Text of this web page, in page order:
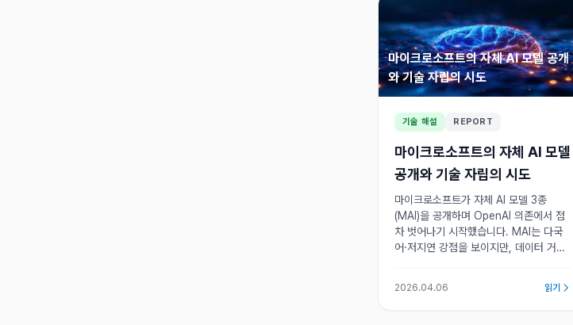
마이크로소프트의 자체 AI 모델 공개
와 기술 자립의 시도
기술 해설 REPORT
마이크로소프트의 자체 AI 모델
공개와 기술 자립의 시도
마이크로소프트가 자체 AI 모델 3종
(MAI)을 공개하며 OpenAI 의존에서 점
차 벗어나기 시작했습니다. MAI는 다국
어·저지연 강점을 보이지만, 데이터 거버
2026.04.06 읽기